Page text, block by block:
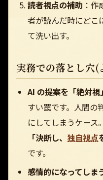
読者視点の補助 ：
者が読んだ時にどこ
て洗い出す。
実務での落とし穴(
AI の提案を「絶対視
すい罠です。人間の
にしてしまうケース
「決断し、 独自視点
です。
感情的になってしま